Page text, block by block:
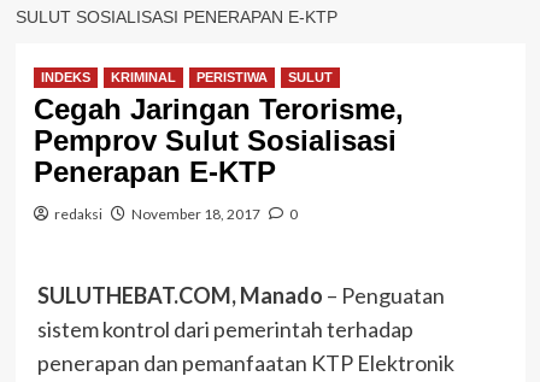
SULUT SOSIALISASI PENERAPAN E-KTP
INDEKS KRIMINAL PERISTIWA SULUT
Cegah Jaringan Terorisme,
Pemprov Sulut Sosialisasi
Penerapan E-KTP
redaksi November 18, 2017 0
SULUTHEBAT.COM, Manado – Penguatan
sistem kontrol dari pemerintah terhadap
penerapan dan pemanfaatan KTP Elektronik